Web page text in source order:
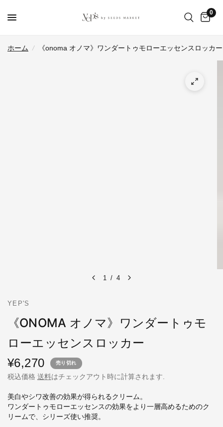
0
ホーム / 《onoma オノマ》ワンダートゥモローエッセンスロッカー
1 / 4
YEP'S
《ONOMA オノマ》ワンダートゥモ
ローエッセンスロッカー
¥6,270 売り切れ
税込価格 送料はチェックアウト時に計算されます.
美白やシワ改善の効果が得られるクリーム。
ワンダートゥモローエッセンスの効果をより一層高めるためのク
リームで、シリーズ使い推奨。